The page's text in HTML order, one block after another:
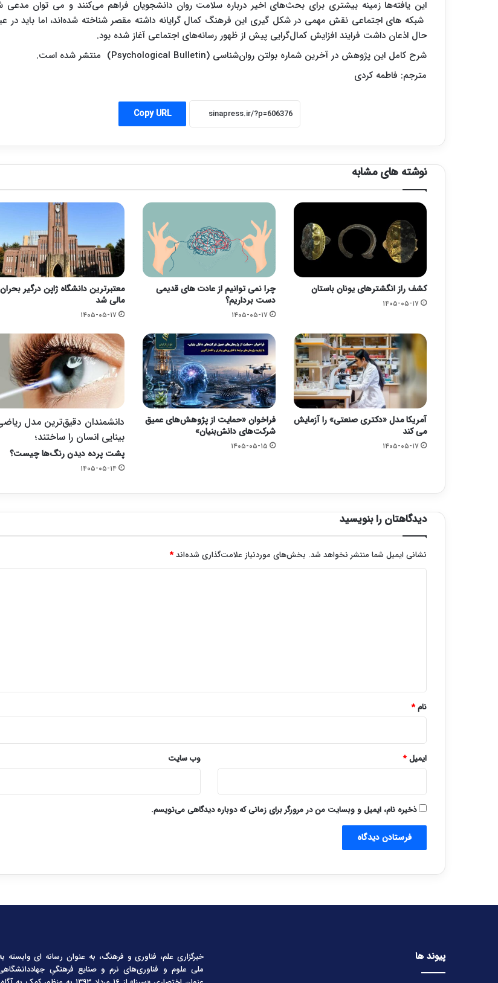
این یافته‌ها زمینه بیشتری برای بحث‌های اخیر درباره سلامت روان دانشجویان فراهم می‌کنند و می توان مدعی
شبکه های اجتماعی نقش مهمی در شکل گیری این فرهنگ کمال گرایانه داشته مقصر شناخته شده‌اند، اما باید در
حال اذعان داشت فرایند افزایش کمال‌گرایی پیش از ظهور رسانه‌های اجتماعی آغاز شده بود.
شرح کامل این پژوهش در آخرین شماره بولتن روان‌شناسی (Psychological Bulletin) منتشر شده است.
مترجم: فاطمه کردی
Copy URL
نوشته های مشابه
کشف راز انگشترهای یونان باستان
۱۴۰۵-۰۵-۱۷
چرا نمی توانیم از عادت های قدیمی
دست برداریم؟
۱۴۰۵-۰۵-۱۷
معتبرترین دانشگاه ژاپن درگیر بحران
مالی شد
۱۴۰۵-۰۵-۱۷
آمریکا مدل «دکتری صنعتی» را آزمایش
می کند
۱۴۰۵-۰۵-۱۷
فراخوان «حمایت از پژوهش‌های عمیق
شرکت‌های دانش‌بنیان»
۱۴۰۵-۰۵-۱۵
دانشمندان دقیق‌ترین مدل
بینایی انسان را ساختند؛
پشت پرده دیدن رنگ‌ها چیست؟
۱۴۰۵-۰۵-۱۴
دیدگاهتان را بنویسید
نشانی ایمیل شما منتشر نخواهد شد. بخش‌های موردنیاز علامت‌گذاری شده‌اند*
نام*
ایمیل* وب‌ سایت
ذخیره نام، ایمیل و وبسایت من در مرورگر برای زمانی که دوباره دیدگاهی می‌نویسم.
پیوند ها
خبرگزاری علم، فناوری و فرهنگ، به عنوان رسانه ای وابسته
ملی علوم و فناوری‌های نرم و صنایع فرهنگیِ